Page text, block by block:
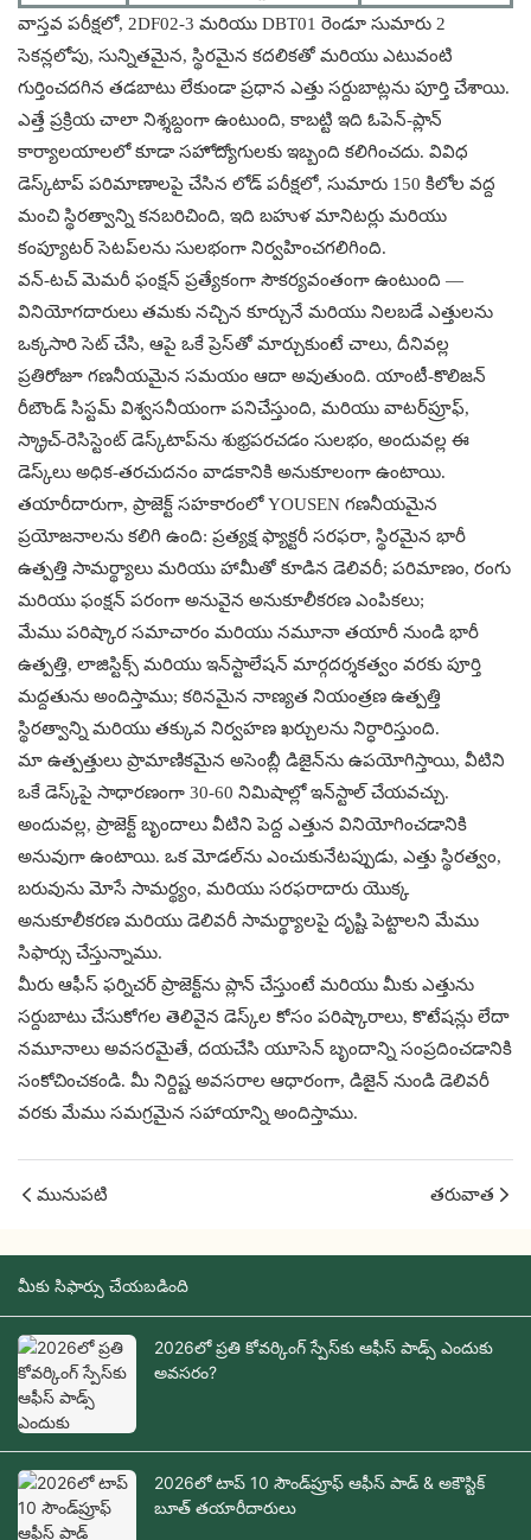
వాస్తవ పరీక్షలో, 2DF02-3 మరియు DBT01 రెండూ సుమారు 2
సెకన్లలోపు, సున్నితమైన, స్థిరమైన కదలికతో మరియు ఎటువంటి
గుర్తించదగిన తడబాటు లేకుండా ప్రధాన ఎత్తు సర్దుబాట్లను పూర్తి చేశాయి.
ఎత్తే ప్రక్రియ చాలా నిశ్శబ్దంగా ఉంటుంది, కాబట్టి ఇది ఓపెన్-ప్లాన్
కార్యాలయాలలో కూడా సహోద్యోగులకు ఇబ్బంది కలిగించదు. వివిధ
డెస్క్‌టాప్ పరిమాణాలపై చేసిన లోడ్ పరీక్షలో, సుమారు 150 కిలోల వద్ద
మంచి స్థిరత్వాన్ని కనబరిచింది, ఇది బహుళ మానిటర్లు మరియు
కంప్యూటర్ సెటప్‌లను సులభంగా నిర్వహించగలిగింది.
వన్-టచ్ మెమరీ ఫంక్షన్ ప్రత్యేకంగా సౌకర్యవంతంగా ఉంటుంది —
వినియోగదారులు తమకు నచ్చిన కూర్చునే మరియు నిలబడే ఎత్తులను
ఒక్కసారి సెట్ చేసి, ఆపై ఒకే ప్రెస్‌తో మార్చుకుంటే చాలు, దీనివల్ల
ప్రతిరోజూ గణనీయమైన సమయం ఆదా అవుతుంది. యాంటీ-కొలిజన్
రీబౌండ్ సిస్టమ్ విశ్వసనీయంగా పనిచేస్తుంది, మరియు వాటర్‌ప్రూఫ్,
స్క్రాచ్-రెసిస్టెంట్ డెస్క్‌టాప్‌ను శుభ్రపరచడం సులభం, అందువల్ల ఈ
డెస్క్‌లు అధిక-తరచుదనం వాడకానికి అనుకూలంగా ఉంటాయి.
తయారీదారుగా, ప్రాజెక్ట్ సహకారంలో YOUSEN గణనీయమైన
ప్రయోజనాలను కలిగి ఉంది: ప్రత్యక్ష ఫ్యాక్టరీ సరఫరా, స్థిరమైన భారీ
ఉత్పత్తి సామర్థ్యాలు మరియు హామీతో కూడిన డెలివరీ; పరిమాణం, రంగు
మరియు ఫంక్షన్ పరంగా అనువైన అనుకూలీకరణ ఎంపికలు;
మేము పరిష్కార సమాచారం మరియు నమూనా తయారీ నుండి భారీ
ఉత్పత్తి, లాజిస్టిక్స్ మరియు ఇన్‌స్టాలేషన్ మార్గదర్శకత్వం వరకు పూర్తి
మద్దతును అందిస్తాము; కఠినమైన నాణ్యత నియంత్రణ ఉత్పత్తి
స్థిరత్వాన్ని మరియు తక్కువ నిర్వహణ ఖర్చులను నిర్ధారిస్తుంది.
మా ఉత్పత్తులు ప్రామాణికమైన అసెంబ్లీ డిజైన్‌ను ఉపయోగిస్తాయి, వీటిని
ఒకే డెస్క్‌పై సాధారణంగా 30-60 నిమిషాల్లో ఇన్‌స్టాల్ చేయవచ్చు.
అందువల్ల, ప్రాజెక్ట్ బృందాలు వీటిని పెద్ద ఎత్తున వినియోగించడానికి
అనువుగా ఉంటాయి. ఒక మోడల్‌ను ఎంచుకునేటప్పుడు, ఎత్తు స్థిరత్వం,
బరువును మోసే సామర్థ్యం, ​​మరియు సరఫరాదారు యొక్క
అనుకూలీకరణ మరియు డెలివరీ సామర్థ్యాలపై దృష్టి పెట్టాలని మేము
సిఫార్సు చేస్తున్నాము.
మీరు ఆఫీస్ ఫర్నిచర్ ప్రాజెక్ట్‌ను ప్లాన్ చేస్తుంటే మరియు మీకు ఎత్తును
సర్దుబాటు చేసుకోగల తెలివైన డెస్క్‌ల కోసం పరిష్కారాలు, కొటేషన్లు లేదా
నమూనాలు అవసరమైతే, దయచేసి యూసెన్ బృందాన్ని సంప్రదించడానికి
సంకోచించకండి. మీ నిర్దిష్ట అవసరాల ఆధారంగా, డిజైన్ నుండి డెలివరీ
వరకు మేము సమగ్రమైన సహాయాన్ని అందిస్తాము.
మునుపటి తరువాత
మీకు సిఫార్సు చేయబడింది
2026లో ప్రతి కోవర్కింగ్ స్పేస్‌కు ఆఫీస్ పాడ్స్ ఎందుకు
అవసరం?
2026లో టాప్ 10 సౌండ్‌ప్రూఫ్ ఆఫీస్ పాడ్ & అకౌస్టిక్
బూత్ తయారీదారులు